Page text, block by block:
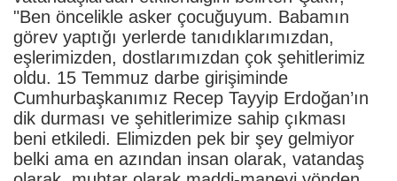
"Ben öncelikle asker çocuğuyum. Babamın
görev yaptığı yerlerde tanıdıklarımızdan,
eşlerimizden, dostlarımızdan çok şehitlerimiz
oldu. 15 Temmuz darbe girişiminde
Cumhurbaşkanımız Recep Tayyip Erdoğan’ın
dik durması ve şehitlerimize sahip çıkması
beni etkiledi. Elimizden pek bir şey gelmiyor
belki ama en azından insan olarak, vatandaş